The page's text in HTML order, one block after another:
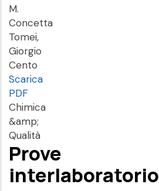
M.
Concetta
Tomei,
Giorgio
Cento
Scarica
PDF
Chimica
&amp;
Qualità
Prove
interlaboratorio